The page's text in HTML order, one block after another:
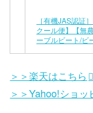
［有機JAS認証
クール便】【無
ーブルビート/ビ
＞＞楽天はこちら
＞＞Yahoo!ショ